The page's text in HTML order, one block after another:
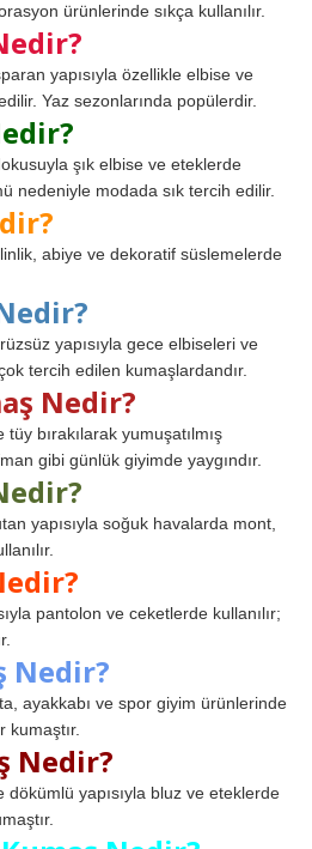
ürünlerinde sıkça kullanılır.
yapısıyla özellikle elbise ve
Yaz sezonlarında popülerdir.
şık elbise ve eteklerde
nedeniyle modada sık tercih edilir.
abiye ve dekoratif süslemelerde
yapısıyla gece elbiseleri ve
tercih edilen kumaşlardandır.
Nedir?
bırakılarak yumuşatılmış
gibi günlük giyimde yaygındır.
yapısıyla soğuk havalarda mont,
pantolon ve ceketlerde kullanılır;
Nedir?
ayakkabı ve spor giyim ürünlerinde
kumaştır.
Nedir?
yapısıyla bluz ve eteklerde